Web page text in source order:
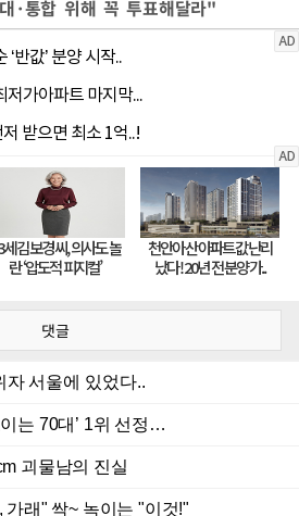
·통합 위해 꼭 투표해달라"
댓글